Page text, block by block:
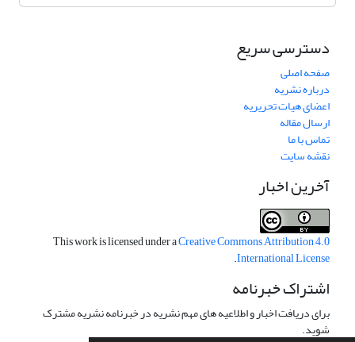
دسترسی سریع
صفحه اصلی
درباره نشریه
اعضای هیات تحریریه
ارسال مقاله
تماس با ما
نقشه سایت
آخرین اخبار
This work is licensed under aCreative Commons Attribution 4.0
International License
.
اشتراک خبرنامه
برای دریافت اخبار و اطلاعیه های مهم نشریه در خبرنامه نشریه مشترک
شوید.